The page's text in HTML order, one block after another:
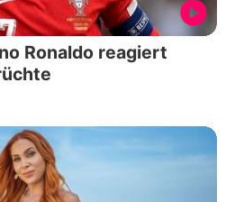
Ronaldo reagiert